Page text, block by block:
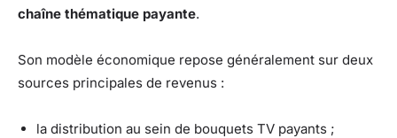
chaîne thématique payante.
Son modèle économique repose généralement sur deux
sources principales de revenus :
la distribution au sein de bouquets TV payants ;